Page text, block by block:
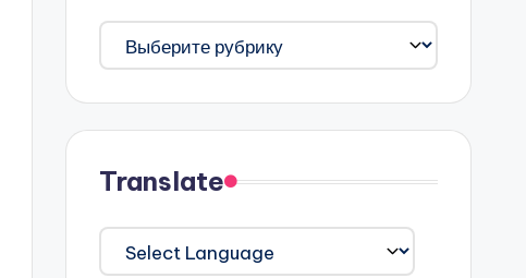
Категорії
Translate